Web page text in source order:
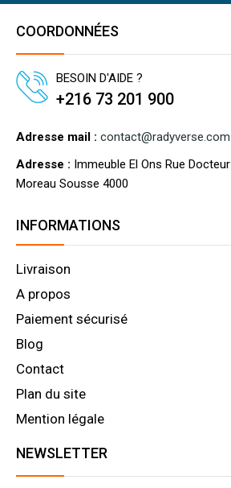
COORDONNÉES
BESOIN D'AIDE ?
+216 73 201 900
Adresse mail : contact@radyverse.com
Adresse : Immeuble El Ons Rue Docteur
Moreau Sousse 4000
INFORMATIONS
Livraison
A propos
Paiement sécurisé
Blog
Contact
Plan du site
Mention légale
NEWSLETTER